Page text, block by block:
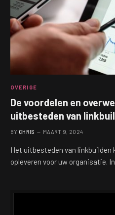
OVERIGE
De voordelen en
uitbesteden van
BY CHRIS MAART 9, 2024
Het uitbesteden van linkbuilden
opleveren voor uw organisatie.